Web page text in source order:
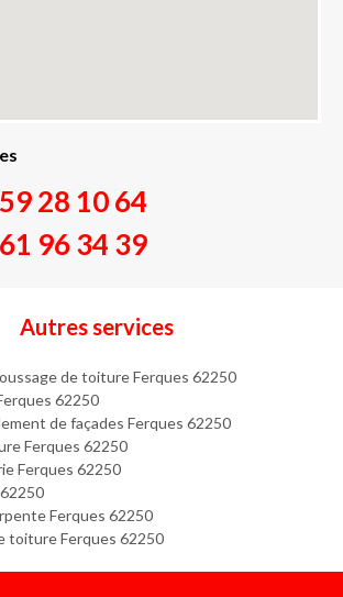
28 10 64
96 34 39
Autres services
de toiture Ferques 62250
62250
de façades Ferques 62250
Ferques 62250
Ferques 62250
Ferques 62250
toiture Ferques 62250